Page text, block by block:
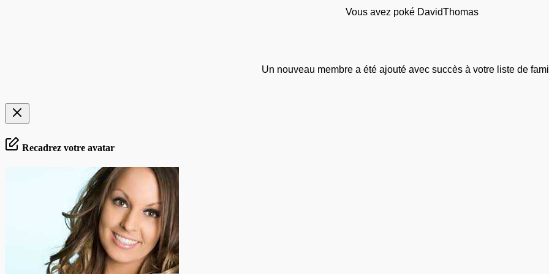
Vous avez poké DavidThomas
Un nouveau membre a été ajouté avec succès à votre liste de
Recadrez votre avatar